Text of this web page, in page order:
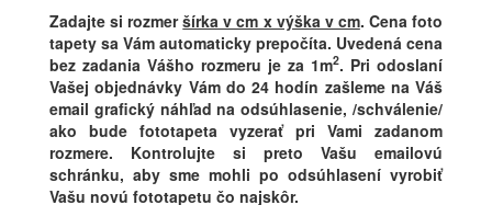
Zadajte si rozmeršírka v cm x výška v cm. Cena foto
tapety sa Vám automaticky prepočíta. Uvedená cena
bez zadania Vášho rozmeru je za 1m2. Pri odoslaní
Vašej objednávky Vám do 24 hodín zašleme na Váš
email grafický náhľad na odsúhlasenie, /schválenie/
ako bude fototapeta vyzerať pri Vami zadanom
rozmere. Kontrolujte si preto Vašu emailovú
schránku, aby sme mohli po odsúhlasení vyrobiť
Vašu novú fototapetu čo najskôr.